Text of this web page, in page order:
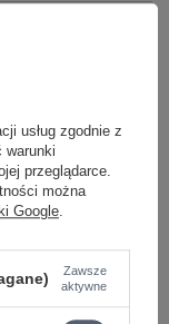
usług zgodnie z
warunki
przeglądarce.
można
Google
Zawsze
aktywne